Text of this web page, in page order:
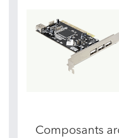
Composants